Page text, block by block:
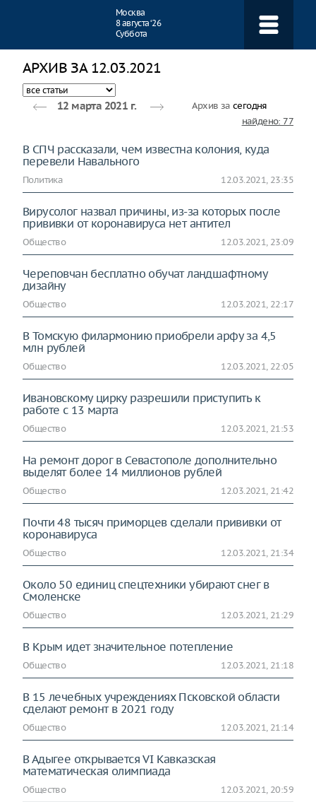
Москва
8 августа ‘26
Суббота
АРХИВ ЗА 12.03.2021
12 марта 2021 г. Архив засегодня
найдено: 77
В СПЧ рассказали, чем известна колония, куда
перевели Навального
Политика 12.03.2021, 23:35
Вирусолог назвал причины, из-за которых после
прививки от коронавируса нет антител
Общество 12.03.2021, 23:09
Череповчан бесплатно обучат ландшафтному
дизайну
Общество 12.03.2021, 22:17
В Томскую филармонию приобрели арфу за 4,5
млн рублей
Общество 12.03.2021, 22:05
Ивановскому цирку разрешили приступить к
работе с 13 марта
Общество 12.03.2021, 21:53
На ремонт дорог в Севастополе дополнительно
выделят более 14 миллионов рублей
Общество 12.03.2021, 21:42
Почти 48 тысяч приморцев сделали прививки от
коронавируса
Общество 12.03.2021, 21:34
Около 50 единиц спецтехники убирают снег в
Смоленске
Общество 12.03.2021, 21:29
В Крым идет значительное потепление
Общество 12.03.2021, 21:18
В 15 лечебных учреждениях Псковской области
сделают ремонт в 2021 году
Общество 12.03.2021, 21:14
В Адыгее открывается VI Кавказская
математическая олимпиада
Общество 12.03.2021, 20:59